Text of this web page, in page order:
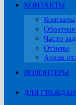
КОНТАКТЫ
Контакты
Обратная
Часто
Отзывы
Архив
ВОЛОНТЕРЫ
ДЛЯ